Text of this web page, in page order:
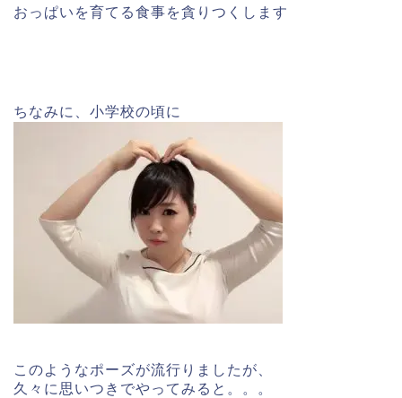
おっぱいを育てる食事を貪りつくします
ちなみに、小学校の頃に
このようなポーズが流行りましたが、
久々に思いつきでやってみると。。。